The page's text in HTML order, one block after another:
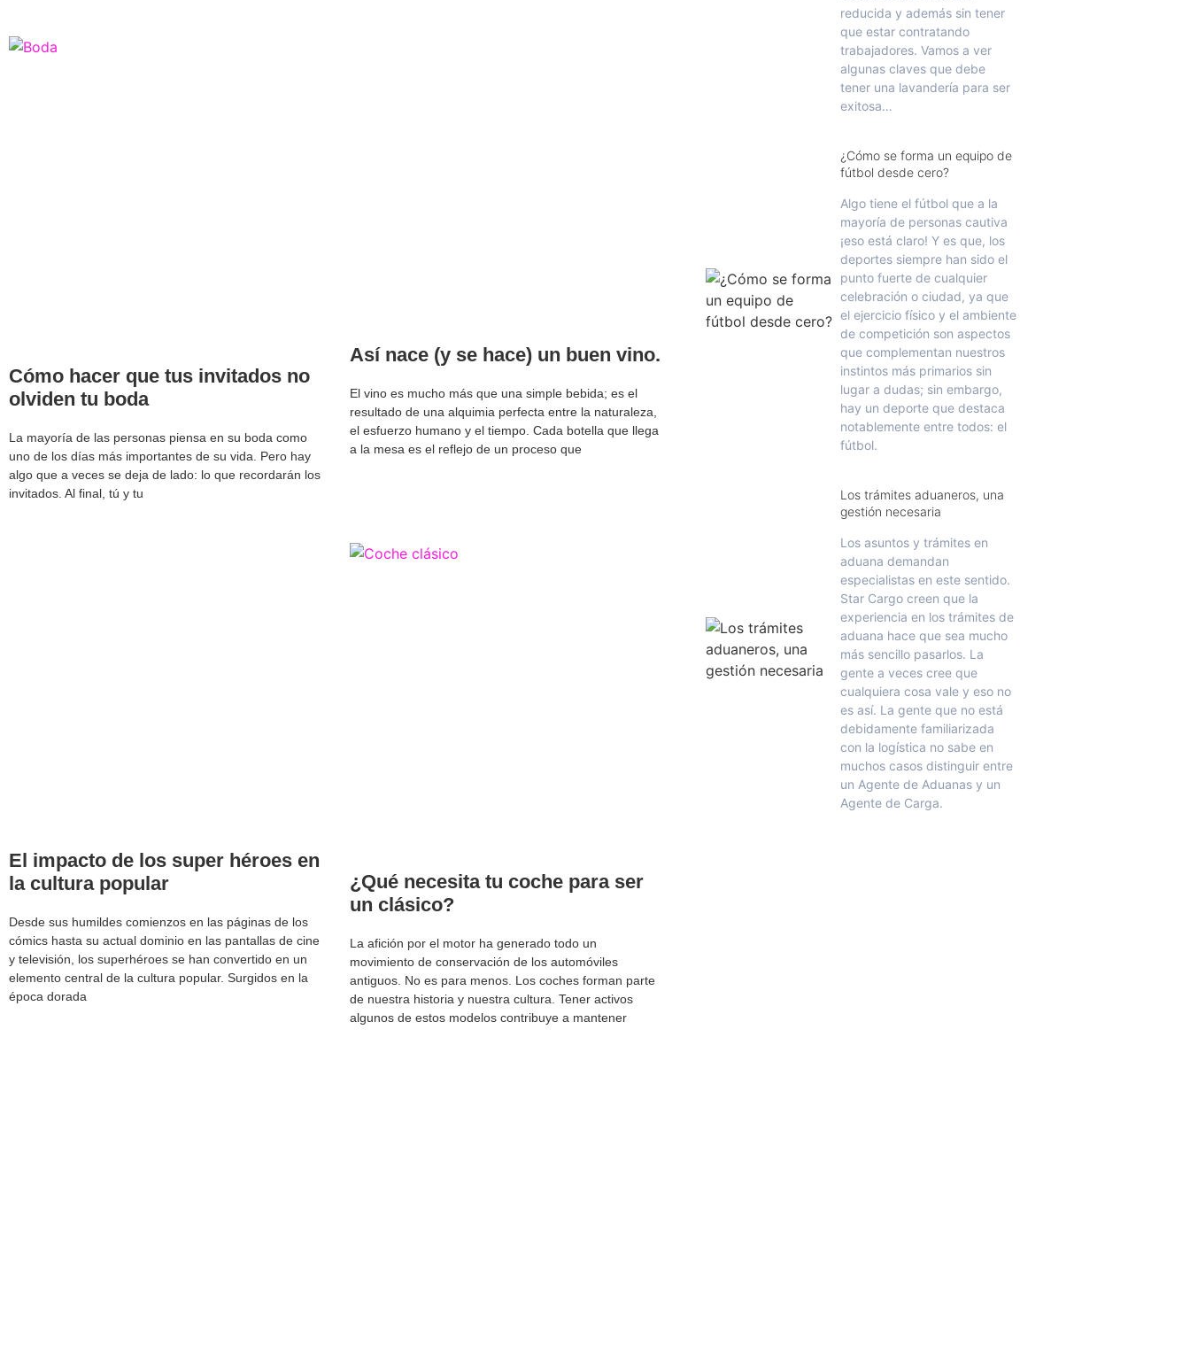
Cómo hacer que tus invitados no
olviden tu boda
La mayoría de las personas piensa en su boda como
uno de los días más importantes de su vida. Pero hay
algo que a veces se deja de lado: lo que recordarán los
invitados. Al final, tú y tu
Así nace (y se hace) un buen vino.
El vino es mucho más que una simple bebida; es el
resultado de una alquimia perfecta entre la naturaleza,
el esfuerzo humano y el tiempo. Cada botella que llega
a la mesa es el reflejo de un proceso que
El impacto de los super héroes en
la cultura popular
Desde sus humildes comienzos en las páginas de los
cómics hasta su actual dominio en las pantallas de cine
y televisión, los superhéroes se han convertido en un
elemento central de la cultura popular. Surgidos en la
época dorada
¿Qué necesita tu coche para ser
un clásico?
La afición por el motor ha generado todo un
movimiento de conservación de los automóviles
antiguos. No es para menos. Los coches forman parte
de nuestra historia y nuestra cultura. Tener activos
algunos de estos modelos contribuye a mantener
reducida y además sin tener
que estar contratando
trabajadores. Vamos a ver
algunas claves que debe
tener una lavandería para ser
exitosa…
¿Cómo se forma un equipo de
fútbol desde cero?
Algo tiene el fútbol que a la
mayoría de personas cautiva
¡eso está claro! Y es que, los
deportes siempre han sido el
punto fuerte de cualquier
celebración o ciudad, ya que
el ejercicio físico y el ambiente
de competición son aspectos
que complementan nuestros
instintos más primarios sin
lugar a dudas; sin embargo,
hay un deporte que destaca
notablemente entre todos: el
fútbol.
Los trámites aduaneros, una
gestión necesaria
Los asuntos y trámites en
aduana demandan
especialistas en este sentido.
Star Cargo creen que la
experiencia en los trámites de
aduana hace que sea mucho
más sencillo pasarlos. La
gente a veces cree que
cualquiera cosa vale y eso no
es así. La gente que no está
debidamente familiarizada
con la logística no sabe en
muchos casos distinguir entre
un Agente de Aduanas y un
Agente de Carga.